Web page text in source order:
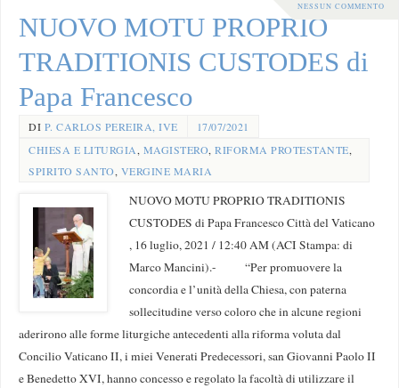
NESSUN COMMENTO
NUOVO MOTU PROPRIO
TRADITIONIS CUSTODES di
Papa Francesco
DI P. CARLOS PEREIRA, IVE
17/07/2021
CHIESA E LITURGIA, MAGISTERO,RIFORMA PROTESTANTE,
SPIRITO SANTO, VERGINE MARIA
NUOVO MOTU PROPRIO TRADITIONIS
CUSTODES di Papa Francesco Città del Vaticano
, 16 luglio, 2021 / 12:40 AM (ACI Stampa: di
Marco Mancini).- “Per promuovere la
concordia e l’unità della Chiesa, con paterna
sollecitudine verso coloro che in alcune regioni
aderirono alle forme liturgiche antecedenti alla riforma voluta dal
Concilio Vaticano II, i miei Venerati Predecessori, san Giovanni Paolo II
e Benedetto XVI, hanno concesso e regolato la facoltà di utilizzare il